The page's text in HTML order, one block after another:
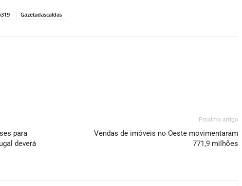
Gazetadascaldas
para
deverá
Próximo artigo
Vendas de imóveis no Oeste movimentaram
771,9 milhões